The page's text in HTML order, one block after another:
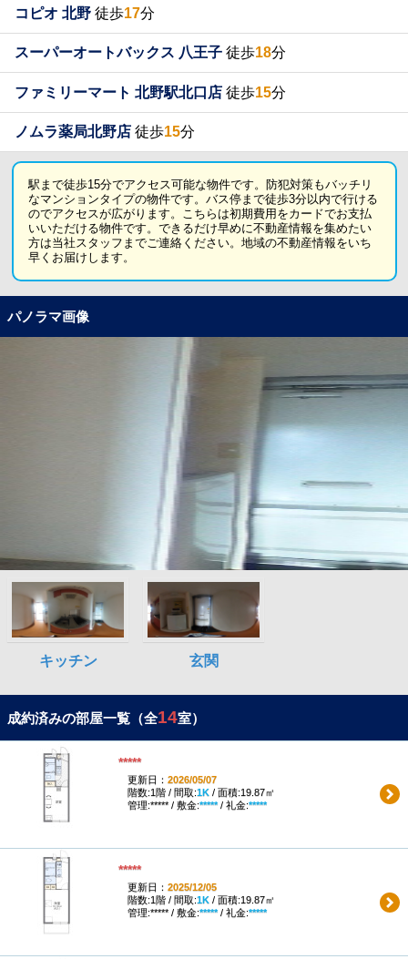
コピオ 北野 徒歩17分
スーパーオートバックス 八王子 徒歩18分
ファミリーマート 北野駅北口店 徒歩15分
ノムラ薬局北野店 徒歩15分
駅まで徒歩15分でアクセス可能な物件です。防犯対策もバッチリ
なマンションタイプの物件です。バス停まで徒歩3分以内で行ける
のでアクセスが広がります。こちらは初期費用をカードでお支払
いいただける物件です。できるだけ早めに不動産情報を集めたい
方は当社スタッフまでご連絡ください。地域の不動産情報をいち
早くお届けします。
パノラマ画像
成約済みの部屋一覧（全14室）
*****
更新日： 2026/05/07
階数:1階 / 間取:1K/ 面積:19.87㎡
管理:***** / 敷金:*****/ 礼金:*****
*****
更新日： 2025/12/05
階数:1階 / 間取:1K/ 面積:19.87㎡
管理:***** / 敷金:*****/ 礼金:*****